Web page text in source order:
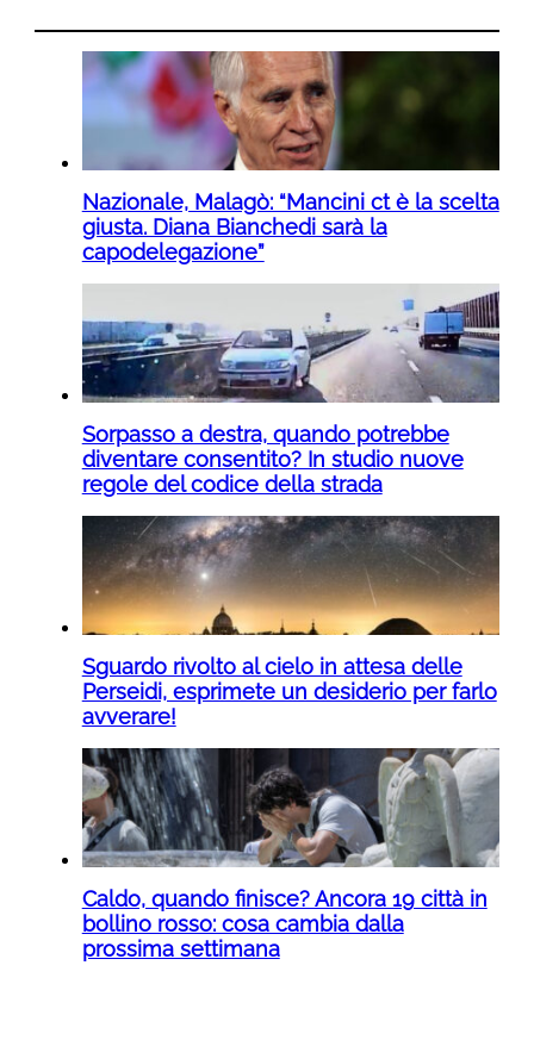
Nazionale, Malagò: “Mancini ct è la scelta
giusta. Diana Bianchedi sarà la
capodelegazione”
Sorpasso a destra, quando potrebbe
diventare consentito? In studio nuove
regole del codice della strada
Sguardo rivolto al cielo in attesa delle
Perseidi, esprimete un desiderio per farlo
avverare!
Caldo, quando finisce? Ancora 19 città in
bollino rosso: cosa cambia dalla
prossima settimana